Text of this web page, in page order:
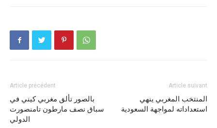
Article précédent
بالصور تألق مغربي كيني في
سباق نصف مارطون تامنصورت
الدولي
Article suivant
المنتخب المغربي ينهي
استعداداته لمواجهة السعودية